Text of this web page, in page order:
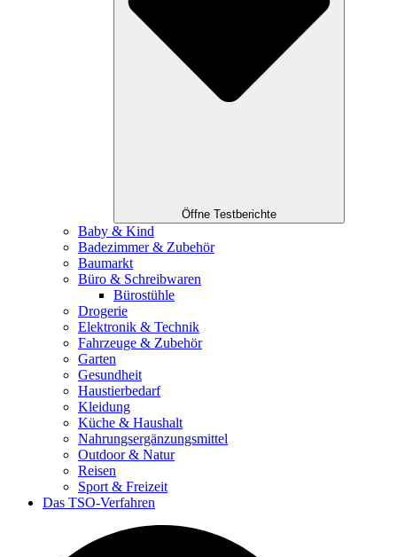
Öffne Testberichte
Baby & Kind
Badezimmer & Zubehör
Baumarkt
Büro & Schreibwaren
Bürostühle
Drogerie
Elektronik & Technik
Fahrzeuge & Zubehör
Garten
Gesundheit
Haustierbedarf
Kleidung
Küche & Haushalt
Nahrungsergänzungsmittel
Outdoor & Natur
Reisen
Sport & Freizeit
Das TSO-Verfahren